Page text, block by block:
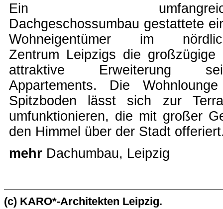
Ein
Dachgeschossumbau gestattete
Wohneigentümer im
Zentrum Leipzigs die großzügige
attraktive Erweiterung
Appartements. Die
Spitzboden lässt sich zur
umfunktionieren, die mit großer
den Himmel über der Stadt
mehr Dachumbau, Leipzig
(c) KARO*-Architekten Leipzig.